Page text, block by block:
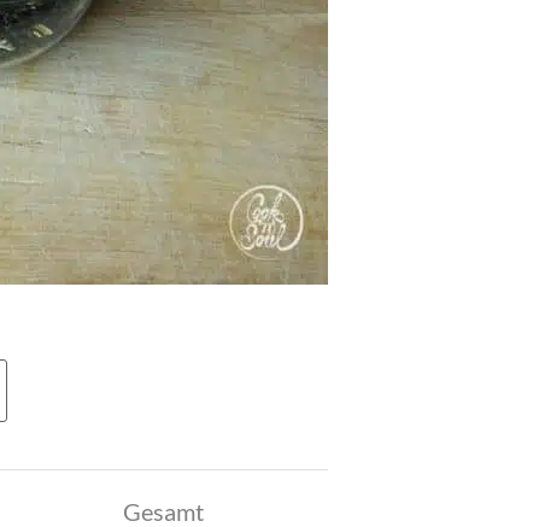
Gesamt